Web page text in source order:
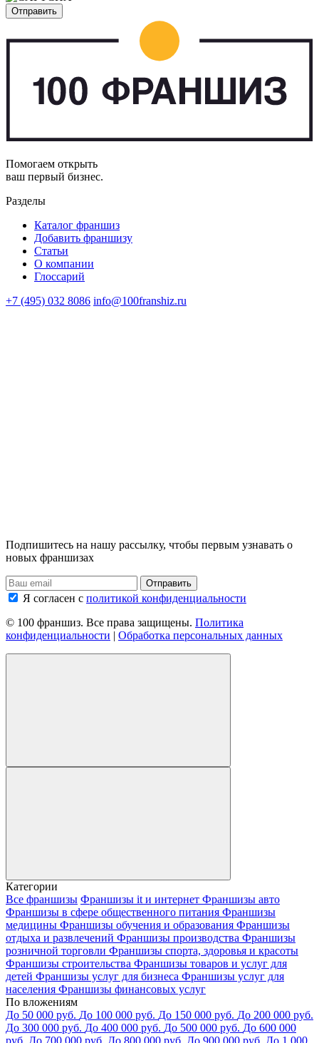
Помогаем открыть
ваш первый бизнес.
Разделы
Каталог франшиз
Добавить франшизу
Статьи
О компании
Глоссарий
+7 (495) 032 8086 info@100franshiz.ru
Подпишитесь на нашу рассылку, чтобы первым узнавать о
новых франшизах
Я согласен с политикой конфиденциальности
© 100 франшиз. Все права защищены. Политика
конфиденциальности | Обработка персональных данных
Категории
Все франшизы Франшизы it и интернет Франшизы авто
Франшизы в сфере общественного питания Франшизы
медицины Франшизы обучения и образования Франшизы
отдыха и развлечений Франшизы производства Франшизы
розничной торговли Франшизы спорта, здоровья и красоты
Франшизы строительства Франшизы товаров и услуг для
детей Франшизы услуг для бизнеса Франшизы услуг для
населения Франшизы финансовых услуг
По вложениям
До 50 000 руб. До 100 000 руб. До 150 000 руб. До 200 000 руб.
До 300 000 руб. До 400 000 руб. До 500 000 руб. До 600 000
руб. До 700 000 руб. До 800 000 руб. До 900 000 руб. До 1 000